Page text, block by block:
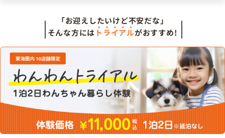
「お迎えしたいけど不安だな」
そんな方には トライアルがおすすめ!